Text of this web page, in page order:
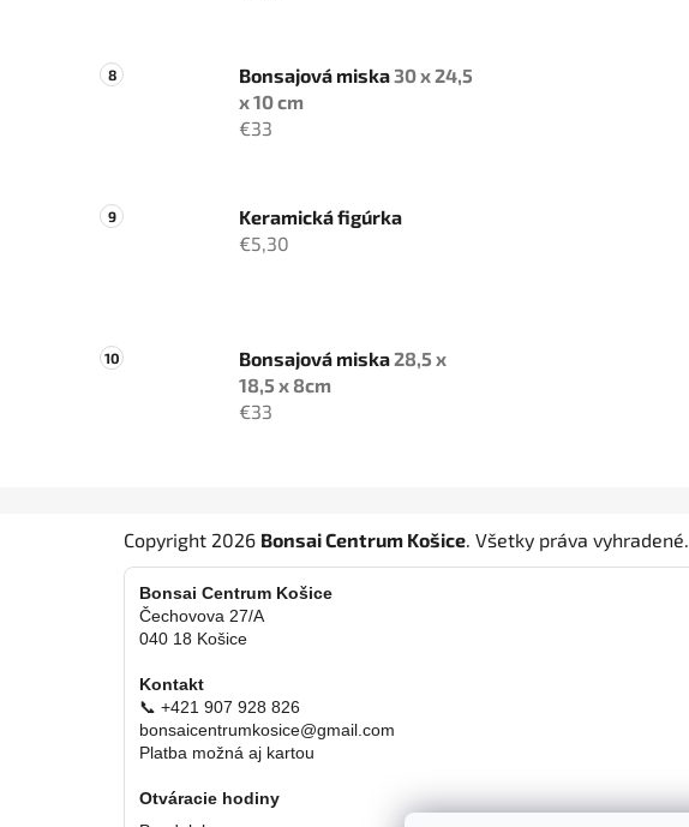
Bonsajová miska30 x 24,5
x 10 cm
€33
Keramická figúrka
€5,30
Bonsajová miska28,5 x
18,5 x 8cm
€33
Copyright 2026 Bonsai Centrum Košice. Všetky práva vyhradené.
Bonsai Centrum Košice
Čechovova 27/A
040 18 Košice
Kontakt
📞 +421 907 928 826
bonsaicentrumkosice@gmail.com
Platba možná aj kartou
Otváracie hodiny